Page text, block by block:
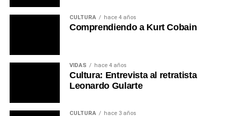
CULTURA hace 4 años
Comprendiendo a Kurt Cobain
VIDAS hace 4 años
Cultura: Entrevista al retratista
Leonardo Gularte
CULTURA hace 3 años